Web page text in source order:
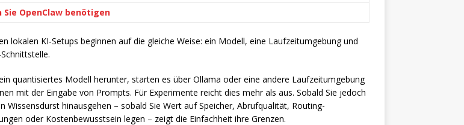
Sie OpenClaw benötigen
lokalen KI-Setups beginnen auf die gleiche Weise: ein Modell, eine Laufzeitumgebung und
quantisiertes Modell herunter, starten es über Ollama oder eine andere Laufzeitumgebung
mit der Eingabe von Prompts. Für Experimente reicht dies mehr als aus. Sobald Sie jedoch
Wissensdurst hinausgehen – sobald Sie Wert auf Speicher, Abrufqualität, Routing-
oder Kostenbewusstsein legen – zeigt die Einfachheit ihre Grenzen.